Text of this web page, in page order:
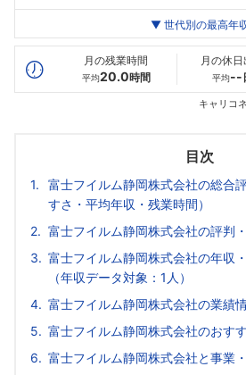
最高年収
20代
--万
30
▼ 世代別の最高年
月の残業時間
平均20.0時間
月の休
平均--
キャリコ
目次
富士フイルム静岡株式会社の総合
すさ・平均年収・残業時間）
富士フイルム静岡株式会社の評判
富士フイルム静岡株式会社の年収
（年収データ対象：1人）
富士フイルム静岡株式会社の業績
富士フイルム静岡株式会社のおす
富士フイルム静岡株式会社と事業